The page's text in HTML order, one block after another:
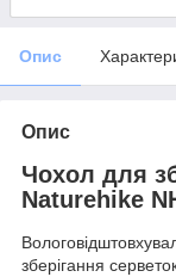
Опис
Опис
Чохол для
Naturehike
зберігання